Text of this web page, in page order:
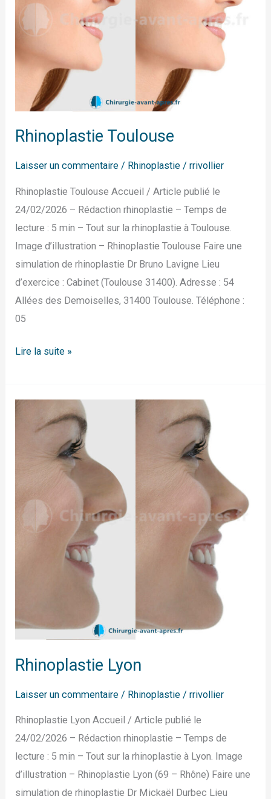
Rhinoplastie Toulouse
Laisser un commentaire / Rhinoplastie /rrivollier
Rhinoplastie Toulouse Accueil / Article publié le
24/02/2026 – Rédaction rhinoplastie – Temps de
lecture : 5 min – Tout sur la rhinoplastie à Toulouse.
Image d’illustration – Rhinoplastie Toulouse Faire une
simulation de rhinoplastie Dr Bruno Lavigne Lieu
d’exercice : Cabinet (Toulouse 31400). Adresse : 54
Allées des Demoiselles, 31400 Toulouse. Téléphone :
05
Lire la suite »
Rhinoplastie Lyon
Laisser un commentaire / Rhinoplastie /rrivollier
Rhinoplastie Lyon Accueil / Article publié le
24/02/2026 – Rédaction rhinoplastie – Temps de
lecture : 5 min – Tout sur la rhinoplastie à Lyon. Image
d’illustration – Rhinoplastie Lyon (69 – Rhône) Faire une
simulation de rhinoplastie Dr Mickaël Durbec Lieu